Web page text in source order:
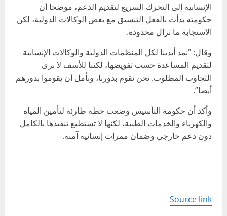
الإنسانية إلى التحرك السريع لتقديم الدعم، موضحا أن
حكومته بدأت بالفعل التنسيق مع بعض الوكالات الدولية، لكن
الاستجابة ما تزال محدودة.
وقال: “نمد أيدينا لكل المنظمات الدولية والوكالات الإنسانية
لتقديم المساعدة حسب تفويضها، لكننا للأسف لا نرى
التجاوب المطلوب. نحن نقوم بدورنا، ونأمل أن يقوموا بدورهم
أيضا”.
وأكد أن حكومة التأسيس وضعت خطة طارئة لتأمين المياه
والكهرباء والخدمات الطبية، لكنها لا تستطيع تنفيذها بالكامل
دون دعم خارجي وضمان ممرات إنسانية آمنة.
Source link